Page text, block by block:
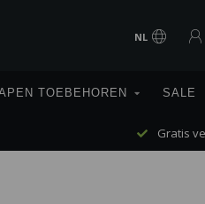
NL
TOEBEHOREN SALE
Gratis